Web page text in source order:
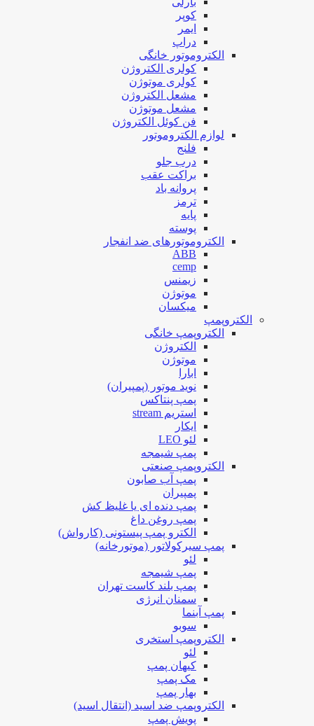
کوپر
ایمر
دراپ
الکتروموتور خانگی
کولری الکتروژن
کولری موتوژن
مشعل الکتروژن
مشعل موتوژن
فن کوئل الکتروژن
لوازم الکتروموتور
فلنج
درب جلو
براکت عقب
پروانه باد
ترمز
پایه
پوسته
الکتروموتورهای ضد انفجار
ABB
cemp
زیمنس
موتوژن
میکسان
الکتروپمپ
الکتروپمپ خانگی
الکتروژن
موتوژن
ابارا
نوید موتور (پمپیران)
پمپ پنتاکس
استریم stream
ایکار
لئو LEO
پمپ شیمجه
الکتروپمپ صنعتی
پمپ آب صابون
پمپیران
پمپ دنده ای یا غلیظ کش
پمپ روغن داغ
الکترو پمپ پیستونی (کارواش)
پمپ سیرکولاتور (موتورخانه)
لئو
پمپ شیمجه
پمپ بلند کاست تهران
سمنان انرژی
پمپ آبنما
سوبو
الکتروپمپ استخری
لئو
کیهان پمپ
مک پمپ
بهار پمپ
الکتروپمپ ضد اسید (انتقال اسید)
پویش پمپ